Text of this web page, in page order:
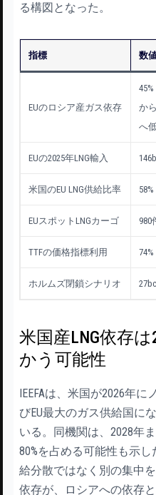
る構図となった。
指標 数
EUのロシア産ガス依存
45%
か
へ
EUの2025年LNG輸入
米国のEU LNG供給比率 58%
EUスポットLNGカーゴ 980
TTFの価格指標利用 74%
ホルムズ閉鎖シナリオ
米国産LNG依存は
かう可能性
IEEFAは、米国が2026年
びEU最大のガス供給国に
いる。同機関は、2028年
80%を占める可能性も示
給分散ではなく別の集中
依存が、ロシアへの依存